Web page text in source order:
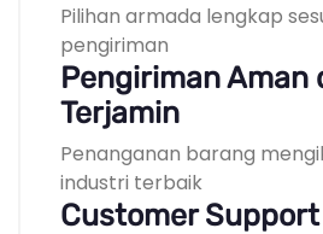
Pilihan armada lengkap
pengiriman
Pengiriman Aman
Terjamin
Penanganan barang
industri terbaik
Customer